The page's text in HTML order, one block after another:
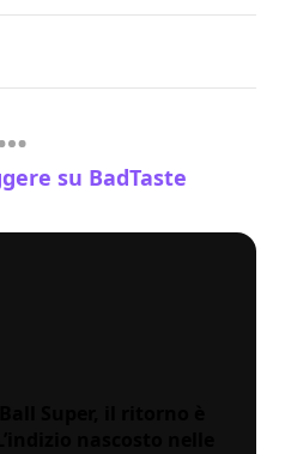
su BadTaste
Super, il ritorno è
nascosto nelle